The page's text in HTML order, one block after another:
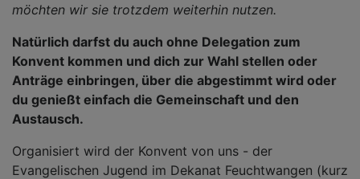
möchten wir sie trotzdem weiterhin nutzen.
Natürlich darfst du auch ohne Delegation zum
Konvent kommen und dich zur Wahl stellen oder
Anträge einbringen, über die abgestimmt wird oder
du genießt einfach die Gemeinschaft und den
Austausch.
Organisiert wird der Konvent von uns - der
Evangelischen Jugend im Dekanat Feuchtwangen (kurz